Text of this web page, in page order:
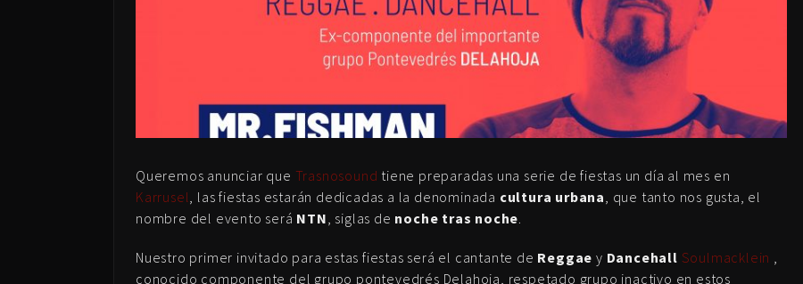
Queremos anunciar que Trasnosound tiene preparadas una serie de fiestas un día al mes en
Karrusel , las fiestas estarán dedicadas a la denominada cultura urbana , que tanto nos gusta, el
nombre del evento será NTN , siglas de noche tras noche
Nuestro primer invitado para estas fiestas será el cantante de Reggae y Dancehall Soulmacklein
conocido componente del grupo pontevedrés Delahoja, respetado grupo inactivo en estos